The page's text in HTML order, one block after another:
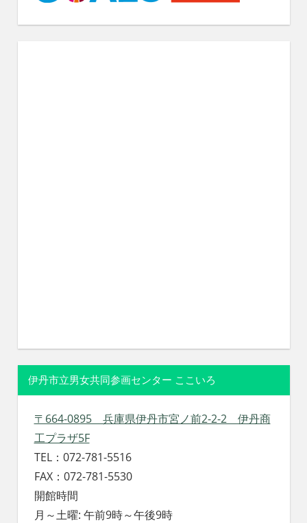
伊丹市立男女共同参画センター ここいろ
〒664-0895 兵庫県伊丹市宮ノ前2-2-2 伊丹商
工プラザ5F
TEL：072-781-5516
FAX：072-781-5530
開館時間
月～土曜: 午前9時～午後9時